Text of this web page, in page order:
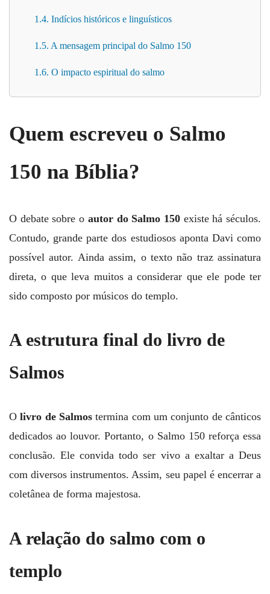
1.4. Indícios históricos e linguísticos
1.5. A mensagem principal do Salmo 150
1.6. O impacto espiritual do salmo
Quem escreveu o Salmo
150 na Bíblia?
O debate sobre o autor do Salmo 150existe há séculos.
Contudo, grande parte dos estudiosos aponta Davi como
possível autor. Ainda assim, o texto não traz assinatura
direta, o que leva muitos a considerar que ele pode ter
sido composto por músicos do templo.
A estrutura final do livro de
Salmos
Olivro de Salmos termina com um conjunto de cânticos
dedicados ao louvor. Portanto, o Salmo 150 reforça essa
conclusão. Ele convida todo ser vivo a exaltar a Deus
com diversos instrumentos. Assim, seu papel é encerrar a
coletânea de forma majestosa.
A relação do salmo com o
templo